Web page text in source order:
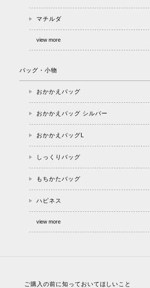
マチルダ
view more
バッグ・小物
おかかえバッグ
おかかえバッグ シルバー
おかかえバッグL
しっくりバッグ
もちかたバッグ
ハピネス
view more
ご購入の前に知っておいてほしいこと